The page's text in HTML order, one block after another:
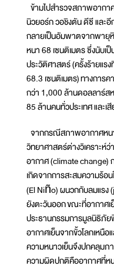
ข้ามไปสำรวจสภาพอากา
นิวยอร์ก วอชิงตัน ดีซี และอี
กลายเป็นอัมพาตจากพายุ
หนา 68 เซนติเมตร ซึ่งนับเ
ประวัติศาสตร์ (ครั้งร้ายแร
68.3 เซนติเมตร) ทางการ
กว่า 1,000 ล้านดอลลาร์ส
85 ล้านคนทั่วประเทศ และ
จากกรณีสภาพอากาศหน
วิทยาศาสตร์ต่างวิเคราะ
อากาศ (climate change)
เกิดจากการสะสมความร้
(El Niño) ผนวกกับลมแรง
ยังตะวันออก ขณะที่อากาศเ
ประธานกรรมการมูลนิธิภัย
อากาศเย็นจากขั้วโลกเหนื
ความหนาวเย็นจึงปกคลุมภ
ความผิดปกติคืออากาศที่ห